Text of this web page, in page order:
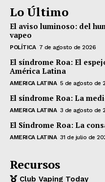
Lo Último
El aviso luminoso: del
vapeo
POLÍTICA 7 de agosto de 2026
El síndrome Roa: El
América Latina
AMERICA LATINA 5 de agosto de
El síndrome Roa: La
AMERICA LATINA 3 de agosto de
El Síndrome Roa: La
AMERICA LATINA 31 de julio de
Recursos
Club Vaping Today